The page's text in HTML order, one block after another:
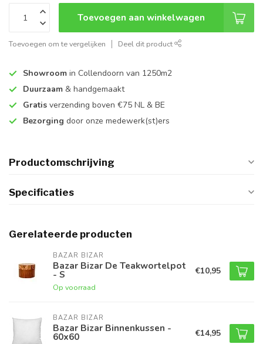
Toevoegen aan winkelwagen
Toevoegen om te vergelijken Deel dit product
Showroom in Collendoorn van 1250m2
Duurzaam & handgemaakt
Gratis verzending boven €75 NL & BE
Bezorging door onze medewerk(st)ers
Productomschrijving
Specificaties
Gerelateerde producten
BAZAR BIZAR
Bazar Bizar De Teakwortelpot
- S
Op voorraad
€10,95
BAZAR BIZAR
Bazar Bizar Binnenkussen -
60x60 €14,95